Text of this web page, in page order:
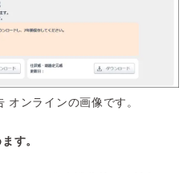
ンラインの画像です。
す。